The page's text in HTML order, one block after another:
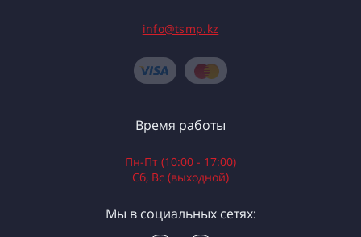
info@tsmp.kz
Время работы
Пн-Пт (10:00 - 17:00)
Сб, Вс (выходной)
Мы в социальных сетях: